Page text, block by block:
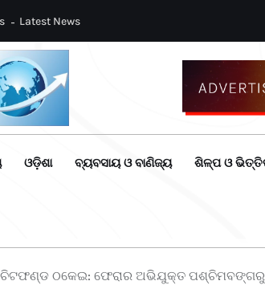
Latest News
ଓଡ଼ିଶା ବ୍ୟବସାୟ ଓ ବାଣିଜ୍ୟ ଶିଳ୍ପ ଓ
ଚିଟଫଣ୍ଡ ଠକେଇ: ଫେରାର ଅଭିଯୁକ୍ତ